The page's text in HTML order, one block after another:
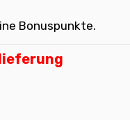
Bonuspunkte.